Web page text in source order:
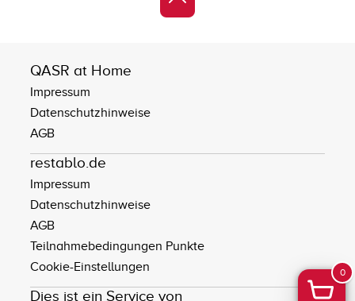
0
QASR at Home
Impressum
Datenschutzhinweise
AGB
restablo.de
Impressum
Datenschutzhinweise
AGB
Teilnahmebedingungen Punkte
Cookie-Einstellungen
Dies ist ein Service von